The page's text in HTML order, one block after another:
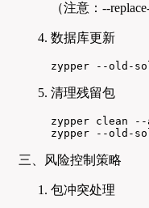
（注意：--
数据库更新
zypper --old-
清理残留包
zypper clean
zypper --old-
三、风险控制策略
包冲突处理